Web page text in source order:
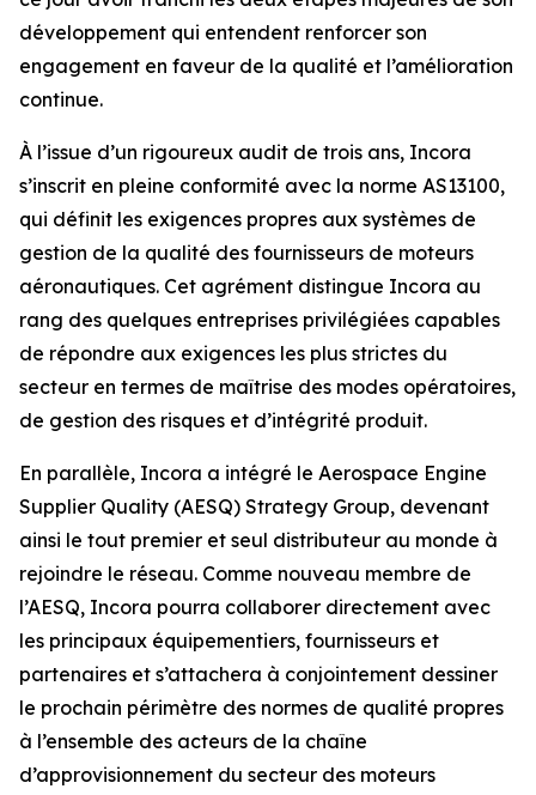
développement qui entendent renforcer son
engagement en faveur de la qualité et l’amélioration
continue.
À l’issue d’un rigoureux audit de trois ans, Incora
s’inscrit en pleine conformité avec la norme AS13100,
qui définit les exigences propres aux systèmes de
gestion de la qualité des fournisseurs de moteurs
aéronautiques. Cet agrément distingue Incora au
rang des quelques entreprises privilégiées capables
de répondre aux exigences les plus strictes du
secteur en termes de maîtrise des modes opératoires,
de gestion des risques et d’intégrité produit.
En parallèle, Incora a intégré le Aerospace Engine
Supplier Quality (AESQ) Strategy Group, devenant
ainsi le tout premier et seul distributeur au monde à
rejoindre le réseau. Comme nouveau membre de
l’AESQ, Incora pourra collaborer directement avec
les principaux équipementiers, fournisseurs et
partenaires et s’attachera à conjointement dessiner
le prochain périmètre des normes de qualité propres
à l’ensemble des acteurs de la chaîne
d’approvisionnement du secteur des moteurs